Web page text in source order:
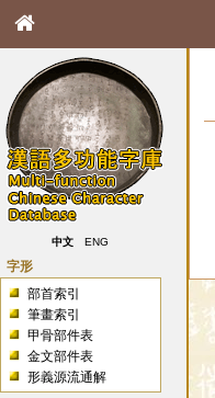
中文 ENG
字形
部首索引
筆畫索引
甲骨部件表
金文部件表
形義源流通解